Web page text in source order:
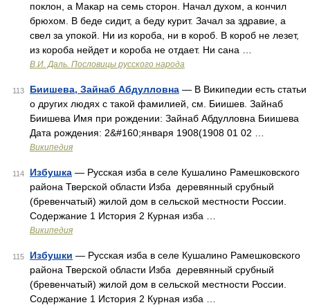
поклон, а Макар на семь сторон. Начал духом, а кончил
брюхом. В беде сидит, а беду курит. Зачал за здравие, а
свел за упокой. Ни из короба, ни в короб. В короб не лезет,
из короба нейдет и короба не отдает. Ни сана …
В.И. Даль. Пословицы русского народа
113 Биишева, Зайнаб Абдулловна — В Википедии есть статьи
о других людях с такой фамилией, см. Биишев. Зайнаб
Биишева Имя при рождении: Зайнаб Абдулловна Биишева
Дата рождения: 2&#160;января 1908(1908 01 02 …
Википедия
114 Избушка — Русская изба в селе Кушалино Рамешковского
района Тверской области Изба деревянный срубный
(бревенчатый) жилой дом в сельской местности России.
Содержание 1 История 2 Курная изба …
Википедия
115 Избушки — Русская изба в селе Кушалино Рамешковского
района Тверской области Изба деревянный срубный
(бревенчатый) жилой дом в сельской местности России.
Содержание 1 История 2 Курная изба …